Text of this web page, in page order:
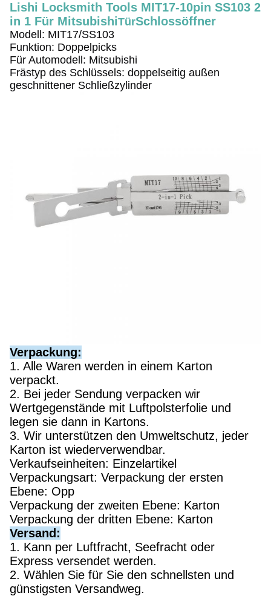
Lishi Locksmith Tools MIT17-10pin SS103 2
in 1 Für MitsubishiTürSchlossöffner
Modell: MIT17/SS103
Funktion: Doppelpicks
Für Automodell: Mitsubishi
Frästyp des Schlüssels: doppelseitig außen
geschnittener Schließzylinder
Verpackung:
1. Alle Waren werden in einem Karton
verpackt.
2. Bei jeder Sendung verpacken wir
Wertgegenstände mit Luftpolsterfolie und
legen sie dann in Kartons.
3. Wir unterstützen den Umweltschutz, jeder
Karton ist wiederverwendbar.
Verkaufseinheiten: Einzelartikel
Verpackungsart: Verpackung der ersten
Ebene: Opp
Verpackung der zweiten Ebene: Karton
Verpackung der dritten Ebene: Karton
Versand:
1. Kann per Luftfracht, Seefracht oder
Express versendet werden.
2. Wählen Sie für Sie den schnellsten und
günstigsten Versandweg.